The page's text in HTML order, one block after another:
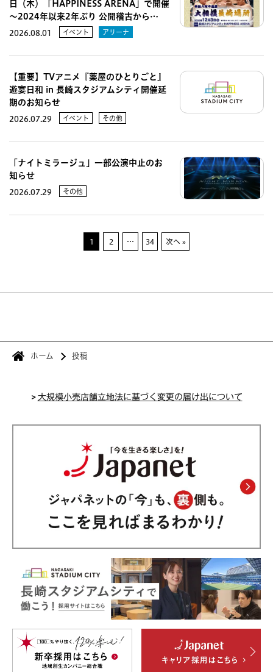
日（木）「HAPPINESS ARENA」で開催
～2024年以来2年ぶり 公開稽古から…
2026.08.01 イベント アリーナ
【重要】TVアニメ『薬屋のひとりごと』
遊宴日和 in 長崎スタジアムシティ開催延
期のお知らせ
2026.07.29 イベント その他
「ナイトミラージュ」一部公演中止のお
知らせ
2026.07.29 その他
1 2 … 34 次へ »
ホーム 投稿
>大規模小売店舗立地法に基づく変更の届け出について